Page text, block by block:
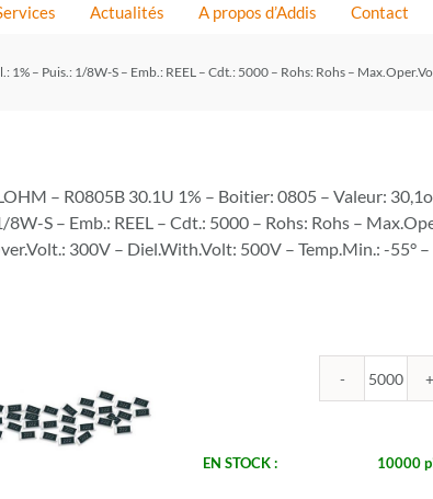
Actualités A propos d’Addis Contact
– Puis.: 1/8W-S – Emb.: REEL – Cdt.: 5000 – Rohs: Rohs –
– R0805B 30.1U 1% – Boitier: 0805 – Valeur:
8W-S – Emb.: REEL – Cdt.: 5000 – Rohs: Rohs –
300V – Diel.With.Volt: 500V – Temp.Min.: -55° –
-
EN STOCK : 10000